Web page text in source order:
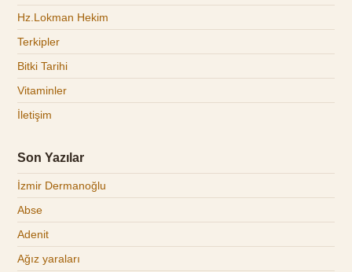
Hz.Lokman Hekim
Terkipler
Bitki Tarihi
Vitaminler
İletişim
Son Yazılar
İzmir Dermanoğlu
Abse
Adenit
Ağız yaraları